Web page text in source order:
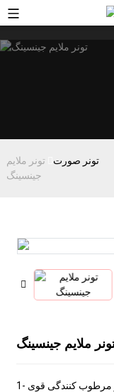
تونر صورت
تونر ملایم
جینسینگ
ملایم جینسینگ
مرطوب کنندگی قوی